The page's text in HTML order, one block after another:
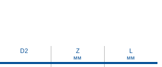
D2 Z L
мм мм